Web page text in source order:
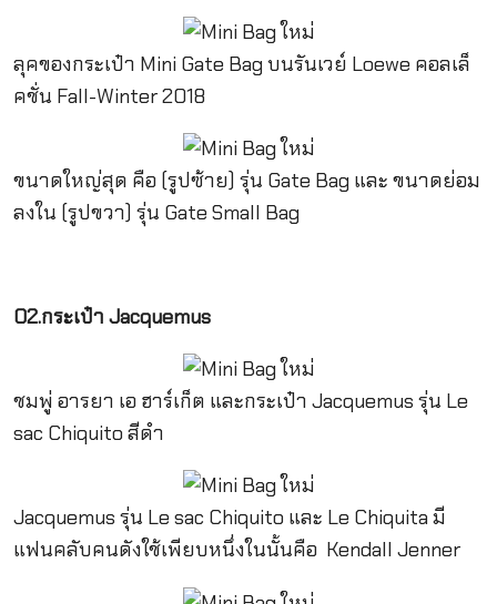
ลุคของกระเป๋า Mini Gate Bag บนรันเวย์ Loewe คอลเล็
คชั่น Fall-Winter 2018
ขนาดใหญ่สุด คือ (รูปซ้าย) รุ่น Gate Bag และ ขนาดย่อม
ลงใน (รูปขวา) รุ่น Gate Small Bag
02.กระเป๋า Jacquemus
ชมพู่ อารยา เอ ฮาร์เก็ต และกระเป๋า Jacquemus รุ่น Le
sac Chiquito สีดำ
Jacquemus รุ่น Le sac Chiquito และ Le Chiquita มี
แฟนคลับคนดังใช้เพียบหนึ่งในนั้นคือ Kendall Jenner